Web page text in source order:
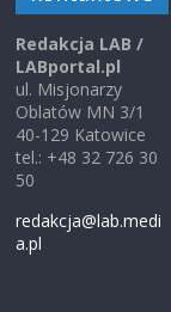
Redakcja LAB /
LABportal.pl
ul. Misjonarzy
Oblatów MN 3/1
40-129 Katowice
tel.: +48 32 726 30
50
redakcja@lab.medi
a.pl